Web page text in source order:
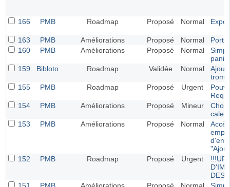
166 PMB Roadmap Proposé Normal
163 PMB Améliorations Proposé Normal
160
PMB Améliorations Proposé Normal
159
Bibloto Roadmap Validée Normal
Ajout
155
PMB Roadmap Proposé Urgent
154
PMB Améliorations Proposé Mineur
153
PMB Améliorations Proposé Normal
152
PMB Roadmap Proposé Urgent
DES
151
PMB Améliorations Proposé Normal